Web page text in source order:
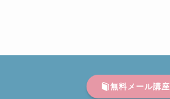
無料メール講座